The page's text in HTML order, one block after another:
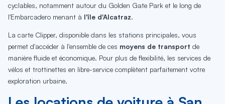
cyclables, notamment autour du Golden Gate Park et le long de
l'Embarcadero menant à l'île d'Alcatraz.
La carte Clipper, disponible dans les stations principales, vous
permet d'accéder à l'ensemble de ces moyens de transport de
manière fluide et économique. Pour plus de flexibilité, les services de
vélos et trottinettes en libre-service complètent parfaitement votre
exploration urbaine.